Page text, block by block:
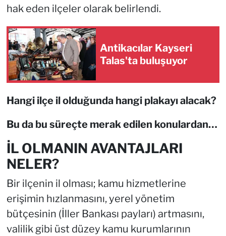
hak eden ilçeler olarak belirlendi.
Antikacılar Kayseri
Talas'ta buluşuyor
Hangi ilçe il olduğunda hangi plakayı alacak?
Bu da bu süreçte merak edilen konulardan…
İL OLMANIN AVANTAJLARI
NELER?
Bir ilçenin il olması; kamu hizmetlerine
erişimin hızlanmasını, yerel yönetim
bütçesinin (İller Bankası payları) artmasını,
valilik gibi üst düzey kamu kurumlarının